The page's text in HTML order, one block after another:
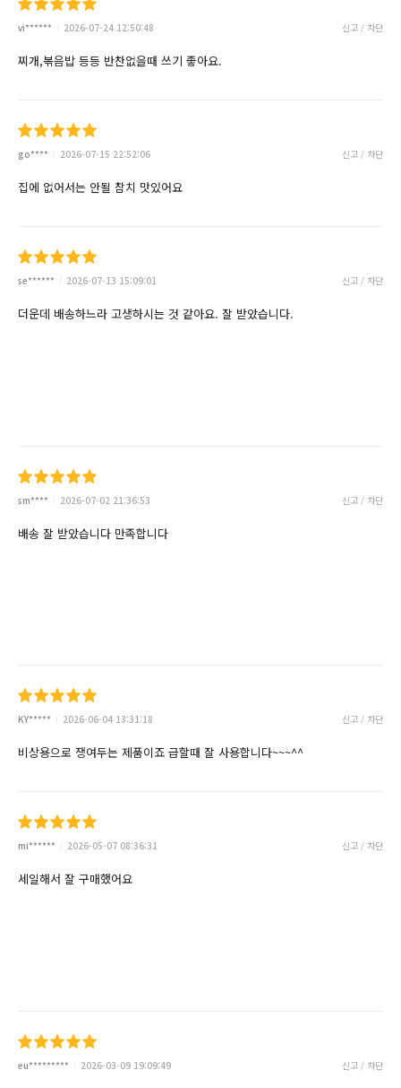
vi****** 2026-07-24 12:50:48 신고 / 차단
찌개,볶음밥 등등 반찬없을때 쓰기 좋아요.
go**** 2026-07-15 22:52:06 신고 / 차단
집에 없어서는 안될 참치 맛있어요
se****** 2026-07-13 15:09:01 신고 / 차단
더운데 배송하느라 고생하시는 것 같아요. 잘 받았습니다.
sm**** 2026-07-02 21:36:53 신고 / 차단
배송 잘 받았습니다 만족합니다
KY***** 2026-06-04 13:31:18 신고 / 차단
비상용으로 쟁여두는 제품이죠 급할때 잘 사용합니다~~~^^
mi****** 2026-05-07 08:36:31 신고 / 차단
세일해서 잘 구매했어요
eu********* 2026-03-09 19:09:49 신고 / 차단